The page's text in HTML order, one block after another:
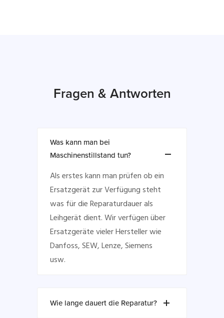
Fragen & Antworten
Was kann man bei
Maschinenstillstand tun?
Als erstes kann man prüfen ob ein
Ersatzgerät zur Verfügung steht
was für die Reparaturdauer als
Leihgerät dient. Wir verfügen über
Ersatzgeräte vieler Hersteller wie
Danfoss, SEW, Lenze, Siemens
usw.
Wie lange dauert die Reparatur?